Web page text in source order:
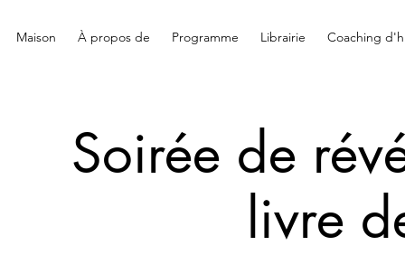
Maison À propos de Programme Librairie Coaching
Soirée de
livre